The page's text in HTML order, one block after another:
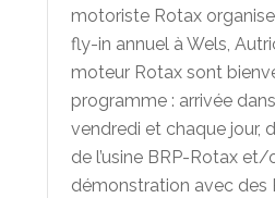
motoriste Rotax
fly-in annuel à Wels,
moteur Rotax sont
programme : arrivée
vendredi et chaque jour,
de l’usine BRP-Rotax
démonstration avec des